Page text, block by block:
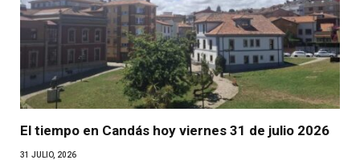
El tiempo en Candás hoy viernes 31 de julio 2026
31 JULIO, 2026